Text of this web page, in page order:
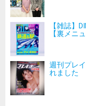
【雑誌】
【裏メニ
週刊プレ
れました